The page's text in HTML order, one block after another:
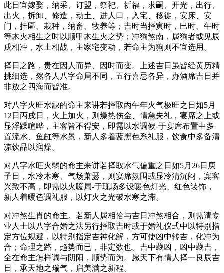
此日宜嫁娶，纳采、订盟，祭祀、祈福，求嗣、开光，出行、
出火，拆卸、修造，动土、进人口，入宅、移徙，安床、安
门，挂匾、栽种，纳畜、牧养等；吉时当择寅时，巳时、午时
等木火相生之时以顺甲木生火之势；冲狗煞南，属狗者或见辰
戌相冲，水土相战，主家宅变动，若命主为狗则不宜选用。
择日之路，贵在因人而异、因时而变。上述吉日虽皆经黄历精
挑细选，然各人八字命局不同，五行喜忌各异，办酒席吉日并
非放之四海而皆准。
对八字火旺水缺的命主来讲若择取丙午年火气极旺之日如5月
12日丙戌日，火上加火，则燥热伤金、情急失礼，宴席之上或
显浮躁喧哗，主客皆不得安，即需以水调候-于宴席布置中多
置流水、鱼缸等水景，新人多着蓝黑色系礼服，饮食中多备清
凉饮品以润燥。
对八字水旺火弱的命主来讲若择取水气偏重之日如5月26日庚
子日，水冷木寒、气场萧瑟，则宴席氛围或显冷清沉闷，宾客
兴致不高，即需以火暖局-于现场多设暖色灯光、红色装饰，
新人着暖色调礼服，以灯火之光破水寒之滞。
对冲煞生肖的命主。若新人属相恰与吉日冲煞相合，则需请专
业人士以八字合婚之法另行择取吉时或于婚礼仪式中以特别指
定方位规避，以特别指定吉神化解，方可使凶中转吉，化冲为
合；命理之路，趋势而已，非定数也。吉中藏凶，凶中藏吉，
全在命主怎样调与阴阳，顺势而为。愿天下有情人择一良辰吉
日，承天地之瑞气，启美满之新程。